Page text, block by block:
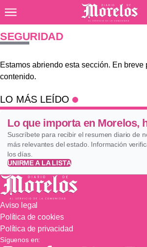
Diario de Morelos
SEGURIDAD
Estamos abriendo esta sección. En breve
contenido.
LO MÁS LEÍDO
Lo que importa en Morelos,
Suscríbete para recibir el resumen diario de
más relevantes del estado. Información
los días.
UNIRME A LA LISTA
Aviso legal
Política de cookies
Política de privacidad
Síguenos en: